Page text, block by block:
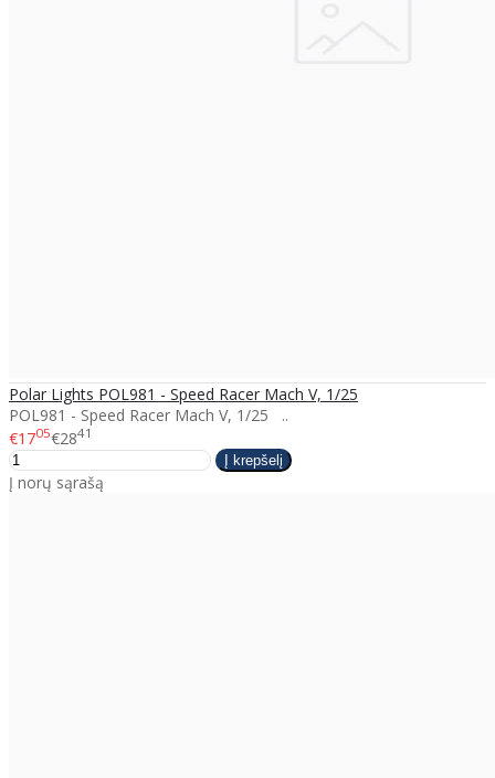
Polar Lights POL981 - Speed Racer Mach V, 1/25
POL981 - Speed Racer Mach V, 1/25 ..
€1705€2841
Į norų sąrašą